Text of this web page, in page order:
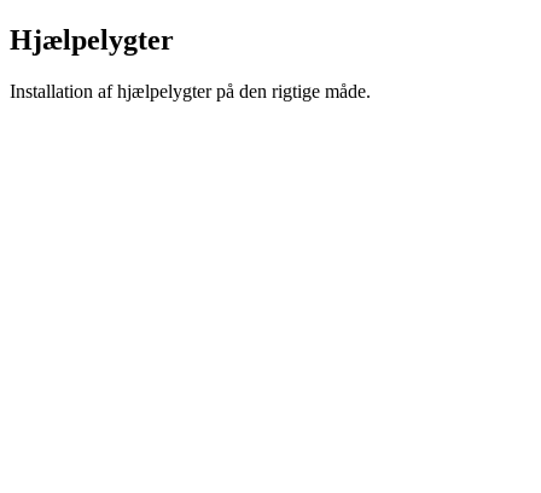
Hjælpelygter
Installation af hjælpelygter på den rigtige måde.